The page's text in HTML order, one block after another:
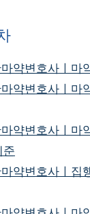
약변호사ㅣ마
약변호사ㅣ마
약변호사ㅣ마
준
약변호사ㅣ집